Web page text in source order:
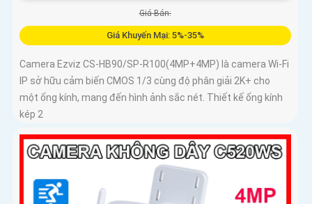
Giá Bán:
Giá Khuyến Mại: 5%-35%
Camera Ezviz CS-HB90/SP-R100(4MP+4MP) là camera Wi-Fi
IP sở hữu cảm biến CMOS 1/3 cùng độ phân giải 2K+ cho
một ống kính, mang đến hình ảnh sắc nét. Thiết kế ống kính
kép 2